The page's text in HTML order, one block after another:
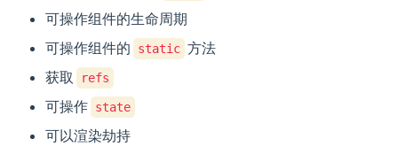
可操作组件的生命周期
可操作组件的
static 方法
获取
refs
可操作 state
可以渲染劫持